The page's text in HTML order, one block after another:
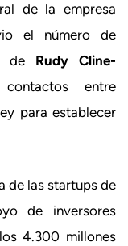
de la empresa
el número de
de Rudy Cline-
entre
para establecer
de las startups de
de inversores
4.300 millones